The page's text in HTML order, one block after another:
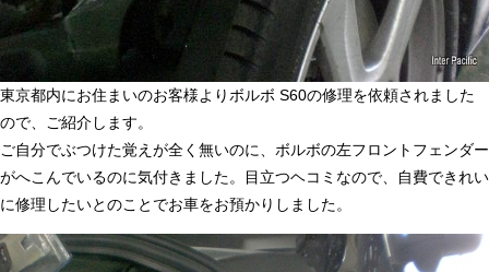
東京都内にお住まいのお客様よりボルボ S60の修理を依頼されました
ので、ご紹介します。
ご自分でぶつけた覚えが全く無いのに、ボルボの左フロントフェンダー
がへこんでいるのに気付きました。目立つヘコミなので、自費できれい
に修理したいとのことでお車をお預かりしました。